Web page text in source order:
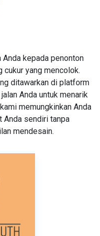
Anda kepada penonton
cukur yang mencolok.
ditawarkan di platform
Anda untuk menarik
memungkinkan Anda
Anda sendiri tanpa
mendesain.